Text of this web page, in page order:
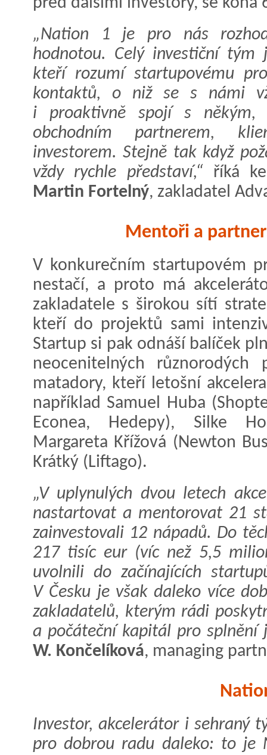
„Nation 1 je pro nás
hodnotou. Celý investiční tým
kteří rozumí startupovému
kontaktů, o niž se s námi
i proaktivně spojí s
obchodním partnerem,
investorem. Stejně tak když
vždy rychle představí,“ říká
Martin Fortelný, zakladatel
Mentoři a
V konkurečním startupovém
nestačí, a proto má
zakladatele s širokou sítí
kteří do projektů sami
Startup si pak odnáší balíček
neocenitelných
matadory, kteří letošní
například Samuel Huba
Econea, Hedepy), Silke
Margareta Křížová (Newton
Krátký (Liftago).
„V uplynulých dvou letech
nastartovat a mentorovat 21
zainvestovali 12 nápadů. Do
217 tisíc eur (víc než 5,5
uvolnili do začínajících
V Česku je však daleko více
zakladatelů, kterým rádi
a počáteční kapitál pro splnění
W. Končelíková, managing
Investor, akcelerátor i sehraný
pro dobrou radu daleko: to je